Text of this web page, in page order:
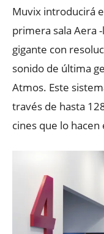
Muvix introducirá
primera sala Aera
gigante con
sonido de última
Atmos. Este
través de hasta
cines que lo hacen